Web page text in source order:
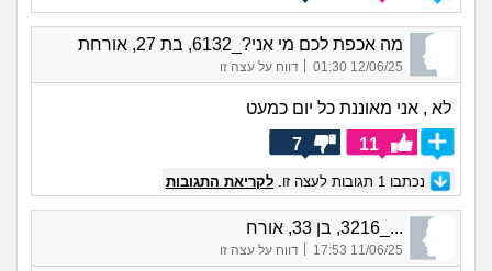
מה אכפת לכם מי אני?_6132, בת 27, אורחת
12/06/25 01:30 דווח על עצה זו
לא , אני מאוננת כל יום כמעט
11
7
נכתבו 1 תגובות לעצה זו. לקריאת התגובות
..._3216, בן 33, אורח
11/06/25 17:53 דווח על עצה זו